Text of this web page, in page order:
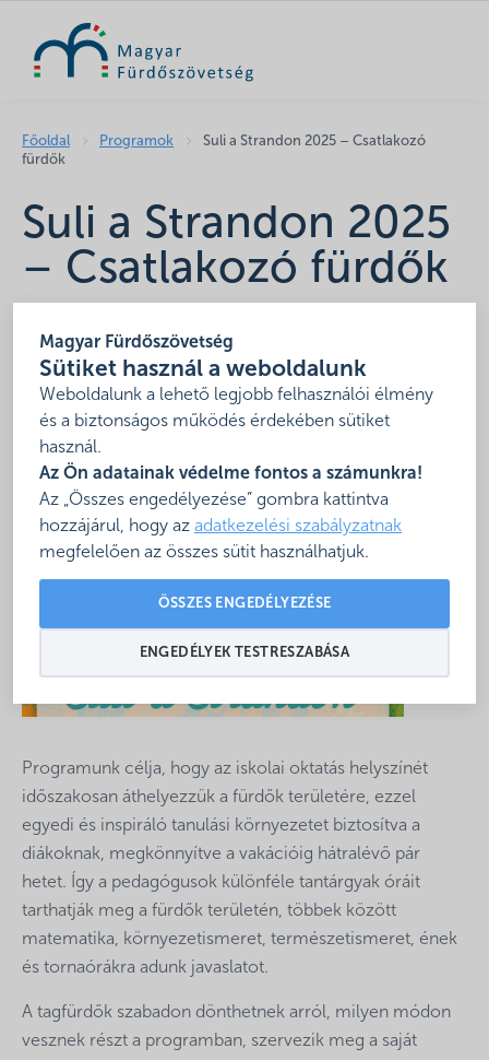
Magyar Fürdőszövetség
Sütiket használ a weboldalunk
Weboldalunk a lehető legjobb felhasználói élmény
és a biztonságos működés érdekében sütiket
használ.
Az Ön adatainak védelme fontos a számunkra!
Az „Összes engedélyezése” gombra kattintva
hozzájárul, hogy az adatkezelési szabályzatnak
megfelelően az összes sütit használhatjuk.
ÖSSZES ENGEDÉLYEZÉSE
ENGEDÉLYEK TESTRESZABÁSA
Főoldal Programok
Suli a Strandon 2025 – Csatlakozó
fürdők
Suli a Strandon 2025
– Csatlakozó fürdők
A Magyar Fürdőszövetség idén is meghirdeti a „
Strandon” programot.
Programunk célja, hogy az iskolai oktatás helyszínét
időszakosan áthelyezzük a fürdők területére, ezzel
egyedi és inspiráló tanulási környezetet biztosítva a
diákoknak, megkönnyítve a vakációig hátralévő pár
hetet. Így a pedagógusok különféle tantárgyak óráit
tarthatják meg a fürdők területén, többek között
matematika, környezetismeret, természetismeret, ének
és tornaórákra adunk javaslatot.
A tagfürdők szabadon dönthetnek arról, milyen módon
vesznek részt a programban, szervezik meg a saját